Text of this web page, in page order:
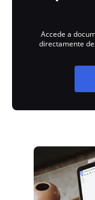
Accede a
directamente